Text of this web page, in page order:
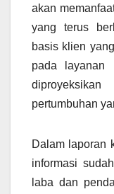
akan
yang terus
basis klien
pada layanan
pertumbuhan
Dalam laporan
informasi
laba dan